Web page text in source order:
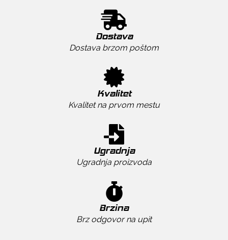
Dostava
Dostava brzom poštom
Kvalitet
Kvalitet na prvom mestu
Ugradnja
Ugradnja proizvoda
Brzina
Brz odgovor na upit